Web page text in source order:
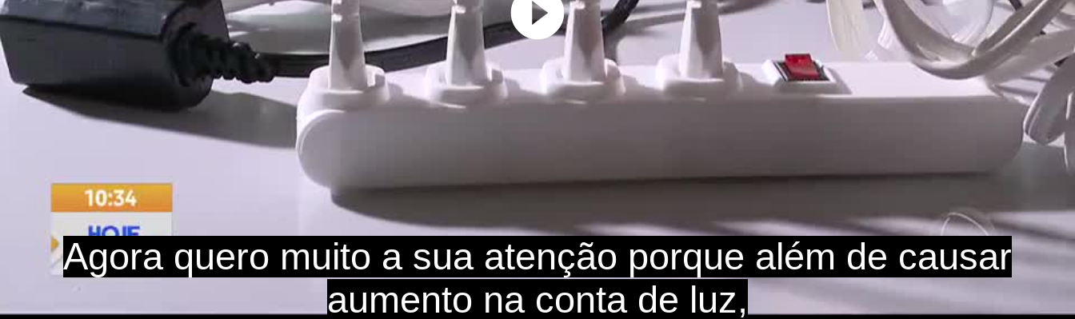
Agora quero muito a sua atenção porque além de causar
aumento na conta de luz,
Play
Video